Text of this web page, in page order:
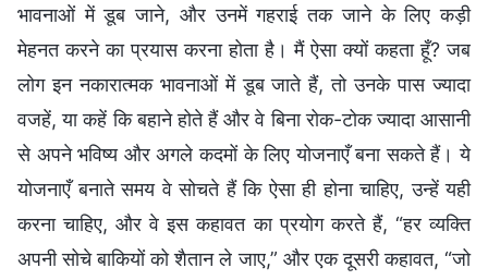
भावनाओं में डूब जाने, और उनमें गहराई तक जाने के लिए कड़ी
मेहनत करने का प्रयास करना होता है। मैं ऐसा क्यों कहता हूँ? जब
लोग इन नकारात्मक भावनाओं में डूब जाते हैं, तो उनके पास ज्यादा
वजहें, या कहें कि बहाने होते हैं और वे बिना रोक-टोक ज्यादा आसानी
से अपने भविष्य और अगले कदमों के लिए योजनाएँ बना सकते हैं। ये
योजनाएँ बनाते समय वे सोचते हैं कि ऐसा ही होना चाहिए, उन्हें यही
करना चाहिए, और वे इस कहावत का प्रयोग करते हैं, “हर व्यक्ति
अपनी सोचे बाकियों को शैतान ले जाए,” और एक दूसरी कहावत, “जो